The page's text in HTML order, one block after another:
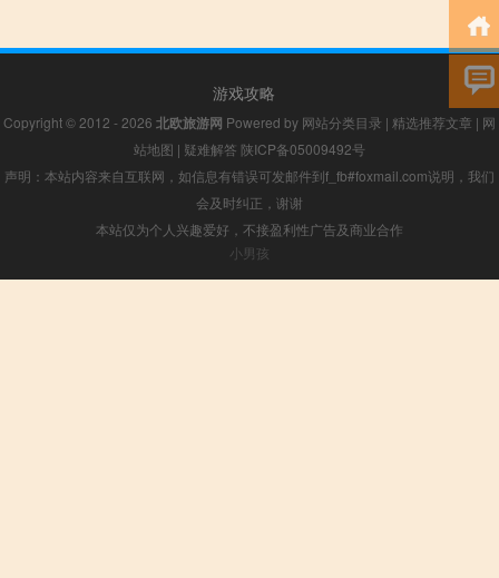
游戏攻略
Copyright © 2012 - 2026 北欧旅游网 Powered by 网站分类目录 | 精选推荐文章 | 网
站地图 | 疑难解答 陕ICP备05009492号
声明：本站内容来自互联网，如信息有错误可发邮件到f_fb#foxmail.com说明，我们
会及时纠正，谢谢
本站仅为个人兴趣爱好，不接盈利性广告及商业合作
小男孩